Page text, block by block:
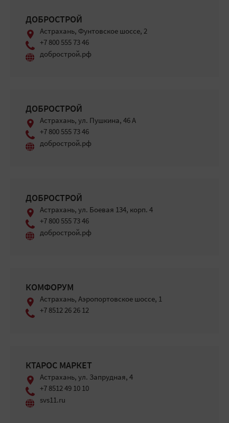
ДОБРОСТРОЙ
Астрахань, Фунтовское шоссе, 2
+7 800 555 73 46
добрострой.рф
ДОБРОСТРОЙ
Астрахань, ул. Пушкина, 46 А
+7 800 555 73 46
добрострой.рф
ДОБРОСТРОЙ
Астрахань, ул. Боевая 134, корп. 4
+7 800 555 73 46
добрострой.рф
КОМФОРУМ
Астрахань, Аэропортовское шоссе, 1
+7 8512 26 26 12
КТАРОС МАРКЕТ
Астрахань, ул. Запрудная, 4
+7 8512 49 10 10
svs11.ru